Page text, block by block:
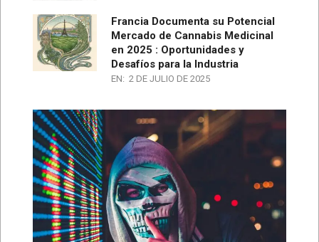
Francia Documenta su Potencial
Mercado de Cannabis Medicinal
en 2025 : Oportunidades y
Desafíos para la Industria
EN: 2 DE JULIO DE 2025